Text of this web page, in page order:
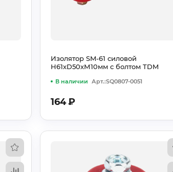
Арт.:SQ0807-0051
В наличии
Изолятор SM-61 силовой
Н61хD50хМ10мм с болтом TDM
164₽